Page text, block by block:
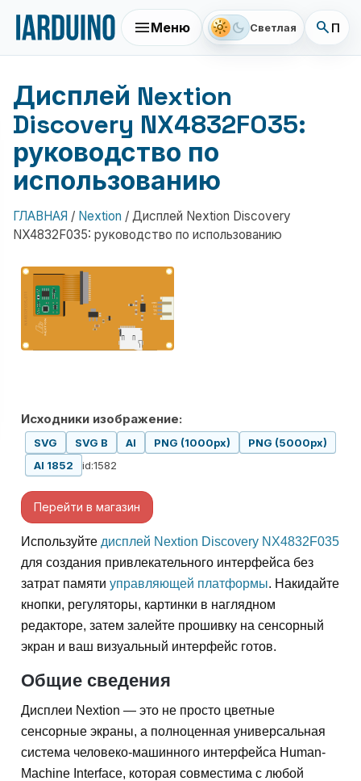
menuМеню light_mode dark_mode Светлая search
Дисплей Nextion
Discovery NX4832F035:
руководство по
использованию
ГЛАВНАЯ / Nextion / Дисплей Nextion Discovery
NX4832F035: руководство по использованию
Исходники изображение:
SVG SVG B AI PNG (1000px)
PNG (5000px)
AI 1852
id:1582
Перейти в магазин
Используйте дисплей Nextion Discovery NX4832F035
для создания привлекательного интерфейса без
затрат памяти управляющей платформы. Накидайте
кнопки, регуляторы, картинки в наглядном
редакторе, затем залейте прошивку на сенсорный
экран и ваш визуальный интерфейс готов.
Общие сведения
Дисплеи Nextion — это не просто цветные
сенсорные экраны, а полноценная универсальная
система человеко-машинного интерфейса Human-
Machine Interface, которая совместима с любой